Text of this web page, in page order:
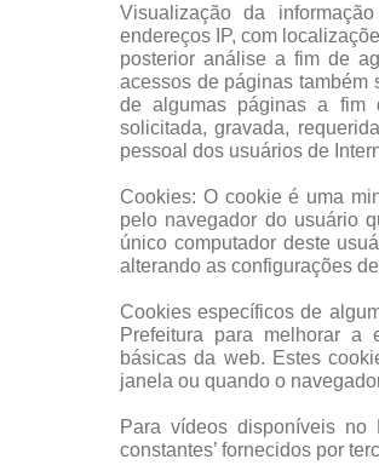
Visualização da
endereços IP, com
posterior análise a fim de
acessos de páginas também
de algumas páginas a fim
solicitada, gravada,
pessoal dos usuários de
Cookies: O cookie é uma
pelo navegador do usuário
único computador deste
alterando as configurações
Cookies específicos de
Prefeitura para melhorar a
básicas da web. Estes
janela ou quando o
Para vídeos disponíveis no
constantes’ fornecidos por